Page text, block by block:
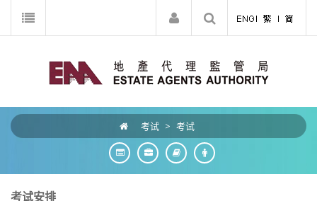
考试 > 考试
考试安排